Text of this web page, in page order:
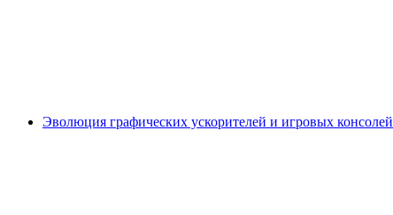
Эволюция графических ускорителей и игровых консолей